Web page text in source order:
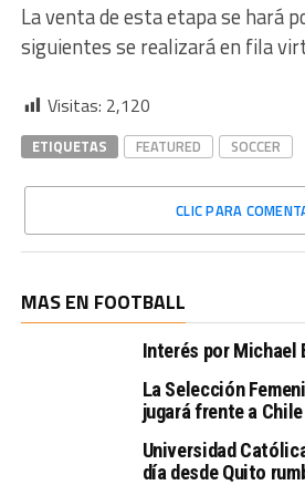
La venta de esta etapa se hará
siguientes se realizará en fila
Visitas: 2,120
ETIQUETAS FEATURED SOCCER
CLIC PARA
MAS EN FOOTBALL
Interés por Michael
La Selección
jugará frente a
Universidad
día desde Quito